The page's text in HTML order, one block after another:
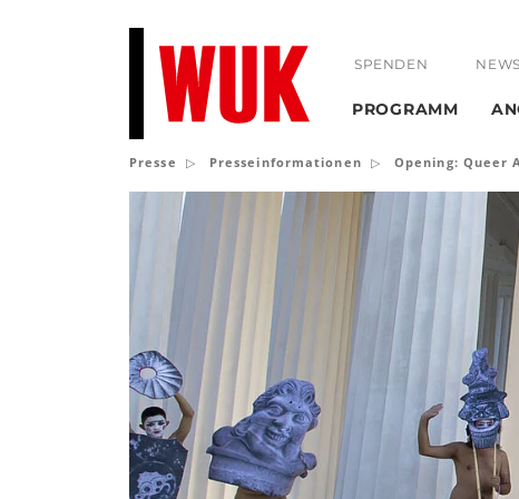
SPENDEN
PROGRAMM
Presse Presseinformationen Opening: Queer